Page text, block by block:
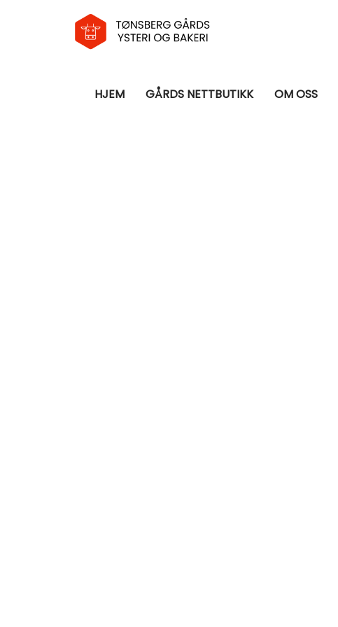
HJEM GÅRDS NETTBUTIKK OM OSS